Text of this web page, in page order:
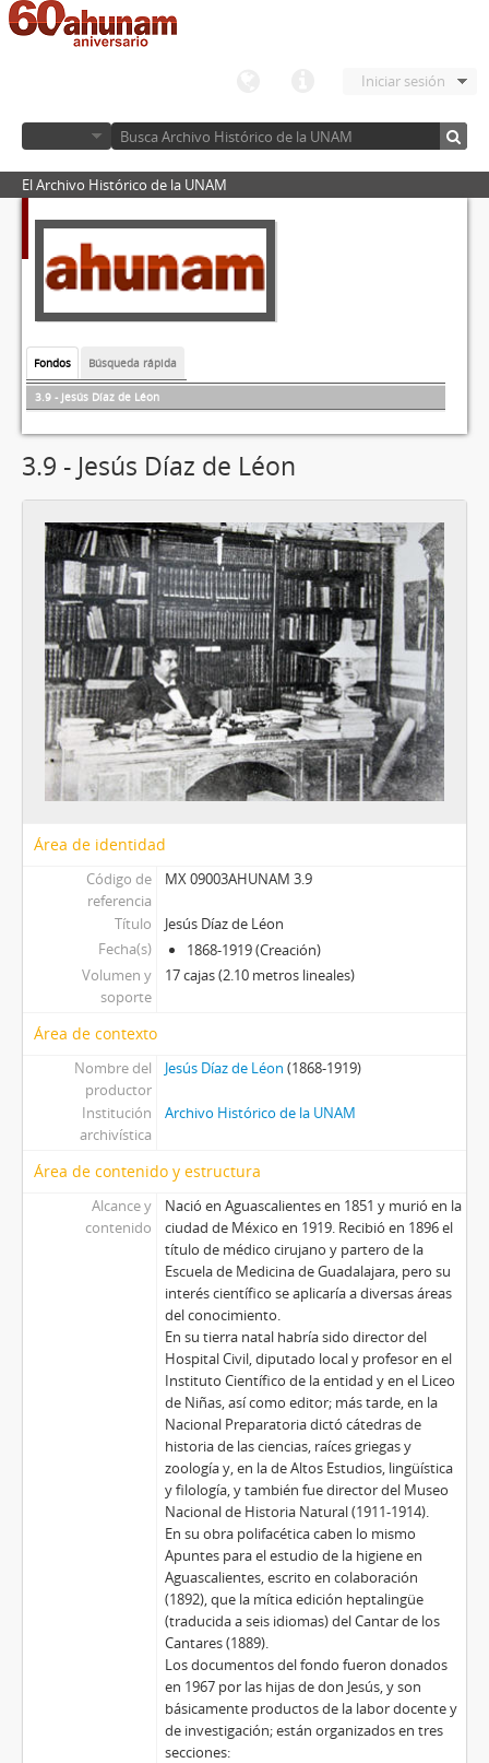
Iniciar sesión
El Archivo Histórico de la UNAM
Fondos Búsqueda rápida
3.9 - Jesús Díaz de Léon
3.9 - Jesús Díaz de Léon
Área de identidad
Código de
referencia
MX 09003AHUNAM 3.9
Título
Jesús Díaz de Léon
Fecha(s)
1868-1919 (Creación)
Volumen y
soporte
17 cajas (2.10 metros lineales)
Área de contexto
Nombre del
productor
Jesús Díaz de Léon (1868-1919)
Institución
archivística
Archivo Histórico de la UNAM
Área de contenido y estructura
Alcance y
contenido
Nació en Aguascalientes en 1851 y murió en la
ciudad de México en 1919. Recibió en 1896 el
título de médico cirujano y partero de la
Escuela de Medicina de Guadalajara, pero su
interés científico se aplicaría a diversas áreas
del conocimiento.
En su tierra natal habría sido director del
Hospital Civil, diputado local y profesor en el
Instituto Científico de la entidad y en el Liceo
de Niñas, así como editor; más tarde, en la
Nacional Preparatoria dictó cátedras de
historia de las ciencias, raíces griegas y
zoología y, en la de Altos Estudios, lingüística
y filología, y también fue director del Museo
Nacional de Historia Natural (1911-1914).
En su obra polifacética caben lo mismo
Apuntes para el estudio de la higiene en
Aguascalientes, escrito en colaboración
(1892), que la mítica edición heptalingüe
(traducida a seis idiomas) del Cantar de los
Cantares (1889).
Los documentos del fondo fueron donados
en 1967 por las hijas de don Jesús, y son
básicamente productos de la labor docente y
de investigación; están organizados en tres
secciones: